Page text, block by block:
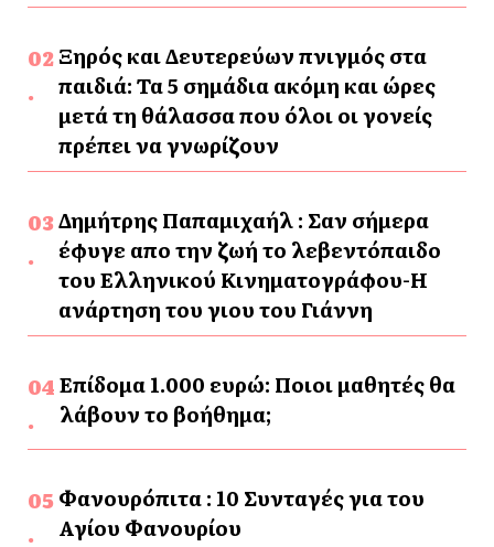
Ξηρός και Δευτερεύων πνιγμός στα
παιδιά: Τα 5 σημάδια ακόμη και ώρες
μετά τη θάλασσα που όλοι οι γονείς
πρέπει να γνωρίζουν
Δημήτρης Παπαμιχαήλ : Σαν σήμερα
έφυγε απο την ζωή το λεβεντόπαιδο
του Ελληνικού Κινηματογράφου-Η
ανάρτηση του γιου του Γιάννη
Επίδομα 1.000 ευρώ: Ποιοι μαθητές θα
λάβουν το βοήθημα;
Φανουρόπιτα : 10 Συνταγές για του
Αγίου Φανουρίου